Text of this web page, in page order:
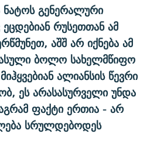
ნატოს გენერალური
რუსეთთან ამ
აშშ არ იქნება ამ
ბოლო სახელმწიფო
ალიანსის წევრი
ეს არასასურველი უნდა
ფაქტი ერთია - არ
სრულდებოდეს